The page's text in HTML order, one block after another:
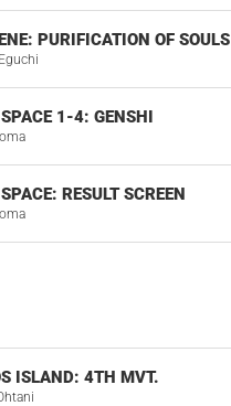
PURIFICATION OF SOULS
1-4: GENSHI
RESULT SCREEN
ISLAND: 4TH MVT.